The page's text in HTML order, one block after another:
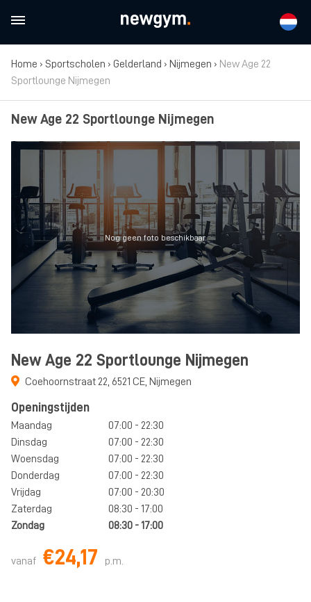
Home › Sportscholen › Gelderland › Nijmegen › New Age 22
Sportlounge Nijmegen
New Age 22 Sportlounge Nijmegen
Nog geen foto beschikbaar.
New Age 22 Sportlounge Nijmegen
Coehoornstraat 22, 6521 CE, Nijmegen
Openingstijden
Maandag
07:00 - 22:30
Dinsdag
07:00 - 22:30
Woensdag
07:00 - 22:30
Donderdag
07:00 - 22:30
Vrijdag
07:00 - 20:30
Zaterdag
08:30 - 17:00
Zondag
08:30 - 17:00
vanaf €24,17 p.m.